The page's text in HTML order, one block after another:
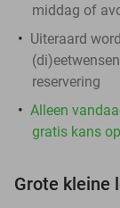
middag of
Uiteraard
reservering
Alleen
gratis kans
Grote kleine